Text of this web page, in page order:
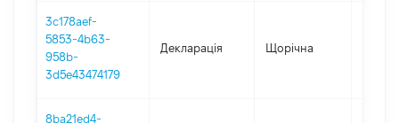
3c178aef-
5853-4b63-
958b-
3d5e43474179
Декларація Щорічна
8ba21ed4-